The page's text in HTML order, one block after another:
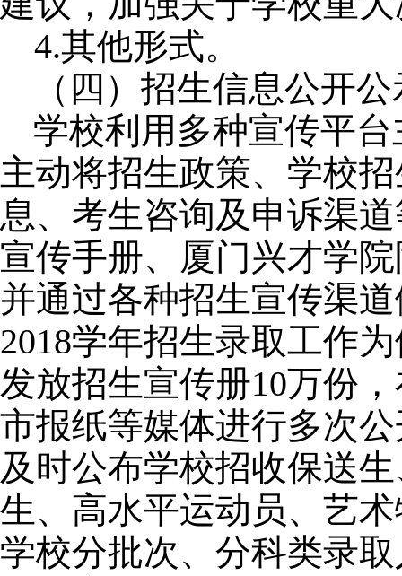
4.其他形式。
（四）招生信息公开
学校利用多种宣传平
主动将招生政策、学校
息、考生咨询及申诉渠
宣传手册、厦门兴才学
并通过各种招生宣传渠
2018学年招生录取工作
发放招生宣传册10万份
市报纸等媒体进行多次
及时公布学校招收保送
生、高水平运动员、艺
学校分批次、分科类录